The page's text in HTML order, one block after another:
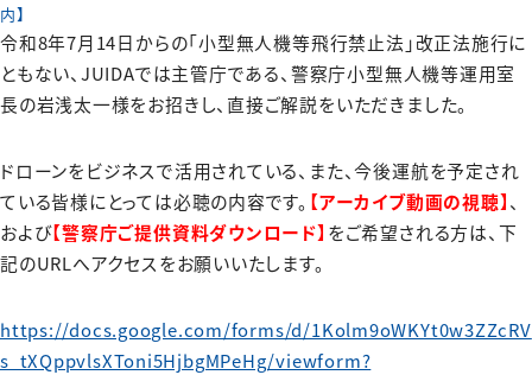
内】
令和8年7月14日からの「小型無人機等飛行禁止法」改正法施行に
ともない、JUIDAでは主管庁である、警察庁小型無人機等運用室
長の岩浅太一様をお招きし、直接ご解説をいただきました。
ドローンをビジネスで活用されている、また、今後運航を予定され
ている皆様にとっては必聴の内容です。 【アーカイブ動画の視聴】、
および【警察庁ご提供資料ダウンロード】 をご希望される方は、下
記のURLへアクセスをお願いいたします。
https://docs.google.com/forms/d/1Kolm9oWKYt0w3ZZcRV
s_tXQppvlsXToni5HjbgMPeHg/viewform?